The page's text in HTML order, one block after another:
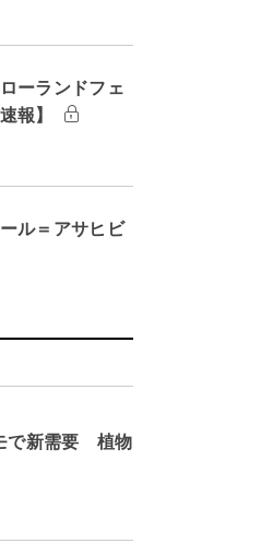
ーランドフェ
報】
ル＝アサヒビ
で新需要 植物